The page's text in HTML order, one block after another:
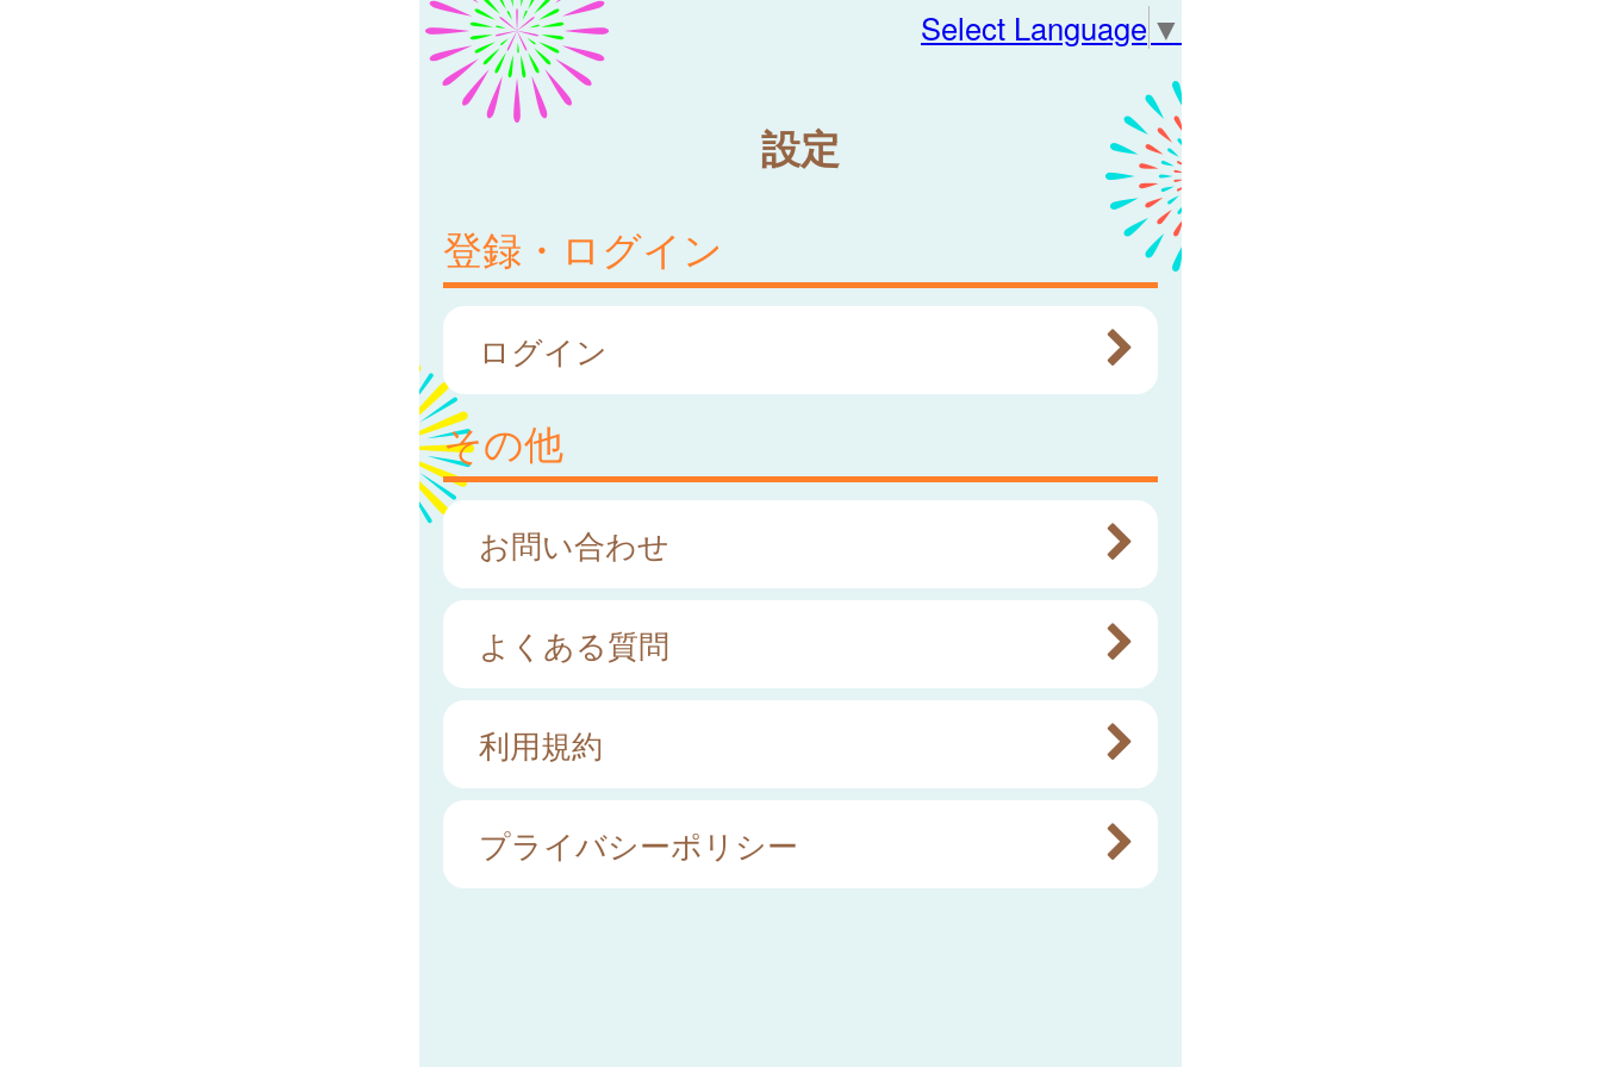
Select Language ▼
設定
登録・ログイン
ログイン
その他
お問い合わせ
よくある質問
利用規約
プライバシーポリシー